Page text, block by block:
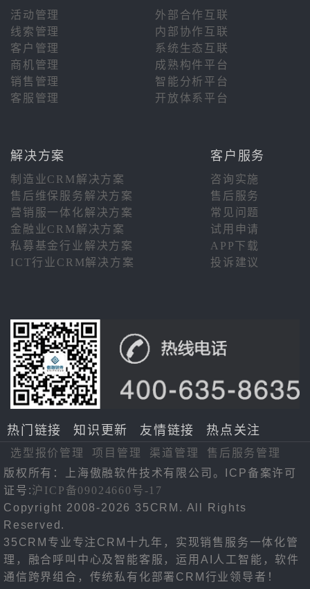
活动管理
外部合作互联
线索管理
内部协作互联
客户管理
系统生态互联
商机管理
成熟构件平台
销售管理
智能分析平台
客服管理
开放体系平台
解决方案 客户服务
制造业CRM解决方案
咨询实施
售后维保服务解决方案
售后服务
营销服一体化解决方案
常见问题
金融业CRM解决方案
试用申请
私募基金行业解决方案
APP下载
ICT行业CRM解决方案
投诉建议
热门链接 知识更新 友情链接 热点关注
选型报价管理 项目管理 渠道管理
售后服务管理
版权所有：上海傲融软件技术有限公司。ICP备案许可
证号:沪ICP备09024660号-17
Copyright 2008-2026 35CRM. All Rights
Reserved.
35CRM专业专注CRM十九年，实现销售服务一体化管
理，融合呼叫中心及智能客服，运用AI人工智能，软件
通信跨界组合，传统私有化部署CRM行业领导者！